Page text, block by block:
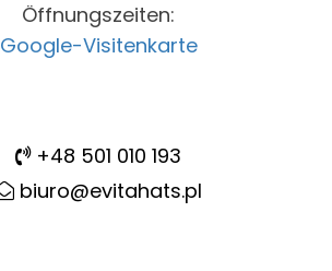
Öffnungszeiten:
Google-Visitenkarte
+48 501 010 193
biuro@evitahats.pl